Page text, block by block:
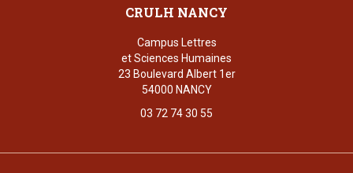
CRULH NANCY
Campus Lettres
et Sciences Humaines
23 Boulevard Albert 1er
54000 NANCY
03 72 74 30 55